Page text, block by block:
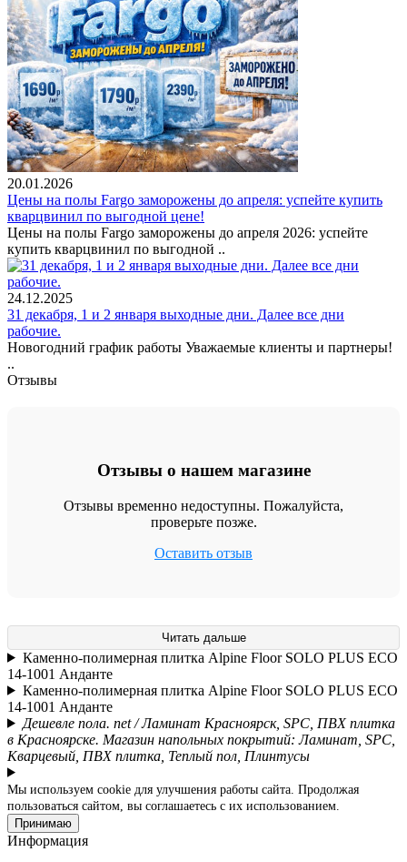
20.01.2026
Цены на полы Fargo заморожены до апреля: успейте купить
кварцвинил по выгодной цене!
Цены на полы Fargo заморожены до апреля 2026: успейте
купить кварцвинил по выгодной ..
24.12.2025
31 декабря, 1 и 2 января выходные дни. Далее все дни
рабочие.
Новогодний график работы Уважаемые клиенты и партнеры!
..
Отзывы
Отзывы о нашем магазине
Отзывы временно недоступны. Пожалуйста,
проверьте позже.
Оставить отзыв
Читать дальше
Каменно-полимерная плитка Alpine Floor SOLO PLUS ЕСО
14-1001 Анданте
Каменно-полимерная плитка Alpine Floor SOLO PLUS ЕСО
14-1001 Анданте
Дешевле пола. net / Ламинат Красноярск, SPC, ПВХ плитка
в Красноярске. Магазин напольных покрытий: Ламинат, SPC,
Кварцевый, ПВХ плитка, Теплый пол, Плинтусы
Мы используем cookie для улучшения работы сайта. Продолжая
пользоваться сайтом, вы соглашаетесь с их использованием.
Принимаю
Информация